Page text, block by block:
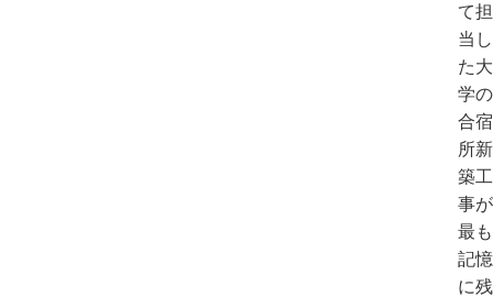
て担
当し
た大
学の
合宿
所新
築工
事が
最も
記憶
に残